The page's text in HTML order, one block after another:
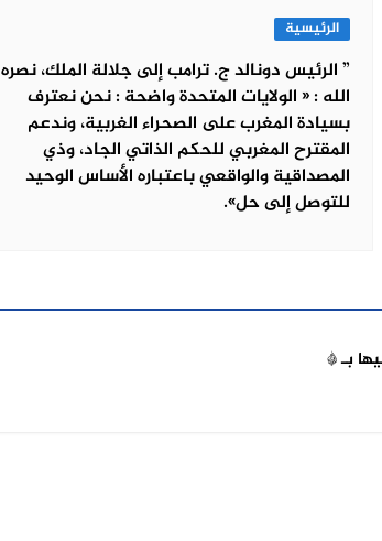
الرئيسية
” الرئيس دونالد ج. ترامب إلى جلالة الملك، نصره
الله : « الولايات المتحدة واضحة : نحن نعترف
بسيادة المغرب على الصحراء الغربية، وندعم
المقترح المغربي للحكم الذاتي الجاد، وذي
المصداقية والواقعي باعتباره الأساس الوحيد
للتوصل إلى حل».
بـ*